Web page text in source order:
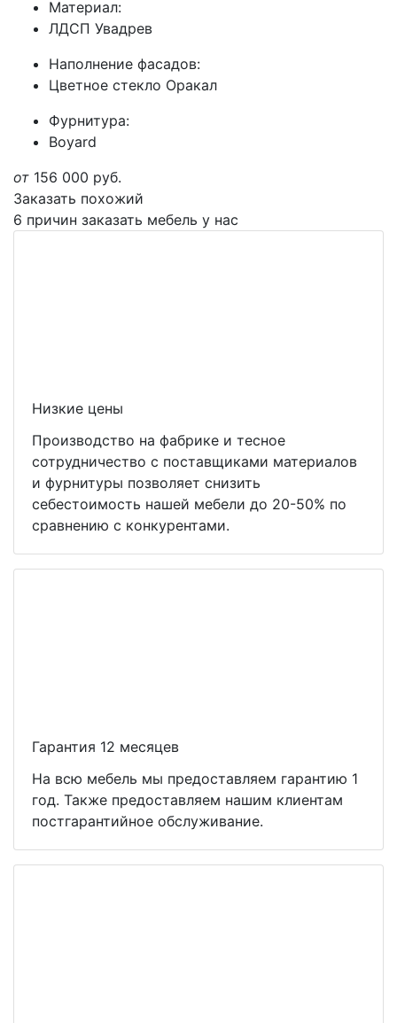
Материал:
ЛДСП Увадрев
Наполнение фасадов:
Цветное стекло Оракал
Фурнитура:
Boyard
от 156 000 руб.
Заказать похожий
6 причин заказать мебель у нас
Низкие цены
Производство на фабрике и тесное
сотрудничество с поставщиками материалов
и фурнитуры позволяет снизить
себестоимость нашей мебели до 20-50% по
сравнению с конкурентами.
Гарантия 12 месяцев
На всю мебель мы предоставляем гарантию 1
год. Также предоставляем нашим клиентам
постгарантийное обслуживание.